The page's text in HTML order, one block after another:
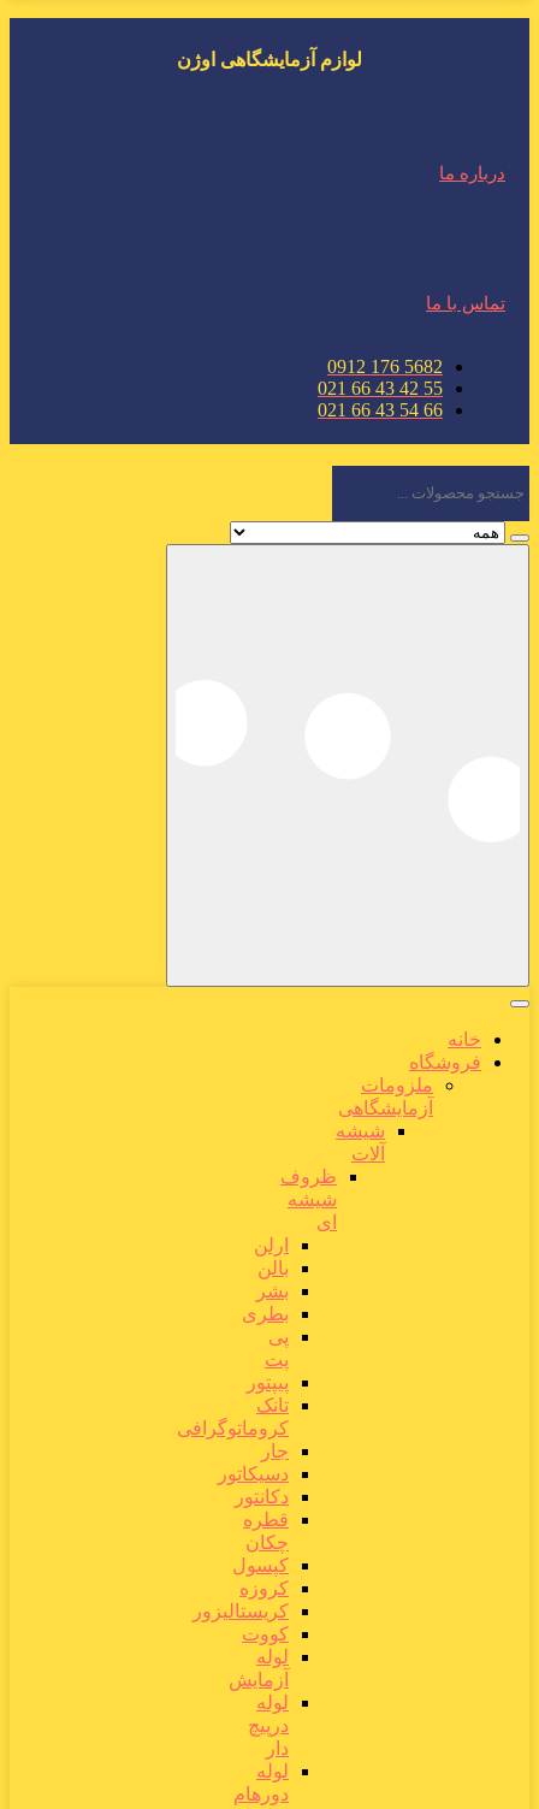
لوازم آزمایشگاهی اوژن
درباره ما
تماس با ما
5682 176 0912
55 42 43 66 021
66 54 43 66 021
خانه
فروشگاه
ملزومات
آزمایشگاهی
شیشه
آلات
ظروف
شیشه
ای
ارلن
بالن
بشر
بطری
پی
پت
پیپتور
تانک
کروماتوگرافی
جار
دسیکاتور
دکانتور
قطره
چکان
کپسول
کروزه
کریستالیزور
کووت
لوله
آزمایش
لوله
درپیچ
دار
لوله
دورهام